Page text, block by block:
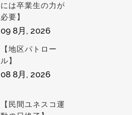
には卒業生の力が
必要】
09 8月, 2026
【地区パトロー
ル】
08 8月, 2026
【民間ユネスコ運